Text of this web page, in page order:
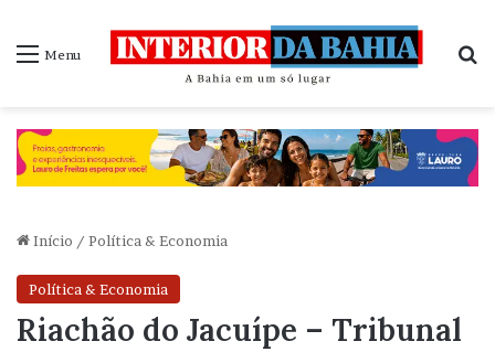
Menu
Início / Política & Economia
Política & Economia
Riachão do Jacuípe – Tribunal